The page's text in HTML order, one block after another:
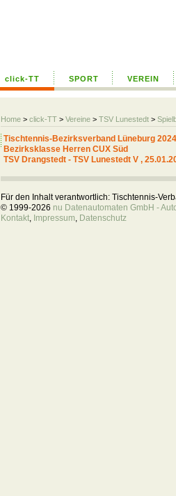
click-TT SPORT VEREIN
Home > click-TT > Vereine > TSV Lunestedt >
Tischtennis-Bezirksverband Lüneburg
Bezirksklasse Herren CUX Süd
TSV Drangstedt - TSV Lunestedt V ,
Für den Inhalt verantwortlich: Tischtennis-
© 1999-2026 nu Datenautomaten GmbH -
Kontakt, Impressum, Datenschutz